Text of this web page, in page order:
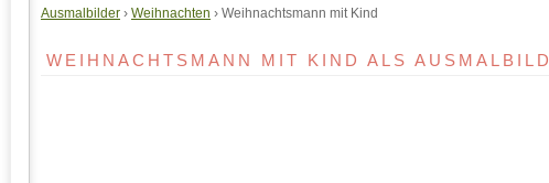
Ausmalbilder › Weihnachten › Weihnachtsmann mit Kind
WEIHNACHTSMANN MIT KIND ALS AUSMALBILD